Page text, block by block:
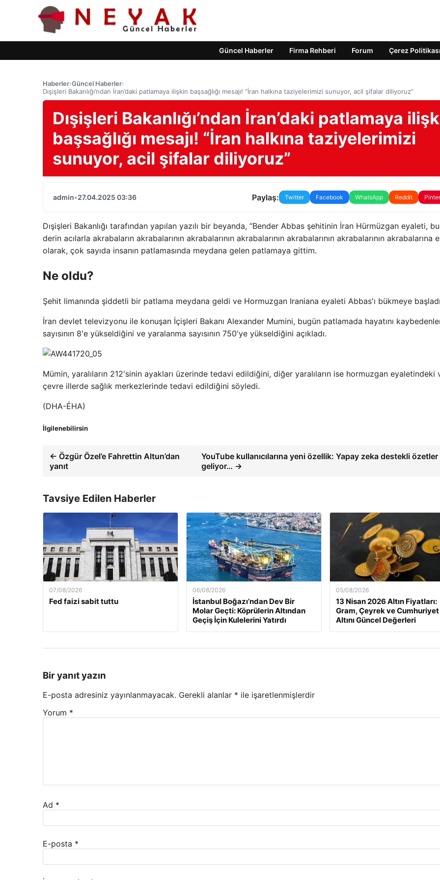
Güncel Haberler Firma Rehberi Forum Çerez Politikası
Haberler›Güncel Haberler›
Dışişleri Bakanlığı’ndan İran’daki patlamaya ilişkin başsağlığı mesajı! “İran halkına taziyelerimizi sunuyor, acil şifalar diliyoruz”
Dışişleri Bakanlığı’ndan İran’daki patlamaya
başsağlığı mesajı! “İran halkına taziyelerimizi
sunuyor, acil şifalar diliyoruz”
admin•27.04.2025 03:36 Paylaş: Twitter Facebook WhatsApp Reddit
Dışişleri Bakanlığı tarafından yapılan yazılı bir beyanda, “Bender Abbas şehitinin İran Hürmüzgan eyaleti,
derin acılarla akrabaların akrabalarının akrabalarının akrabalarının akrabalarının akrabalarının akrabalarına
olarak, çok sayıda insanın patlamasında meydana gelen patlamaya gittim.
Ne oldu?
Şehit limanında şiddetli bir patlama meydana geldi ve Hormuzgan Iraniana eyaleti Abbas'ı bükmeye
İran devlet televizyonu ile konuşan İçişleri Bakanı Alexander Mumini, bugün patlamada hayatını
sayısının 8'e yükseldiğini ve yaralanma sayısının 750'ye yükseldiğini açıkladı.
Mümin, yaralıların 212'sinin ayakları üzerinde tedavi edildiğini, diğer yaralıların ise hormuzgan eyaletindeki
çevre illerde sağlık merkezlerinde tedavi edildiğini söyledi.
(DHA-ÉHA)
İlgilenebilirsin
← Özgür Özel’e Fahrettin Altun’dan
yanıt
YouTube kullanıcılarına yeni özellik: Yapay zeka destekli özetler
geliyor… →
Tavsiye Edilen Haberler
07/08/2026
Fed faizi sabit tuttu
06/08/2026
İstanbul Boğazı’ndan Dev Bir
Molar Geçti: Köprülerin Altından
Geçiş İçin Kulelerini Yatırdı
05/08/2026
13 Nisan 2026 Altın Fiyatları:
Gram, Çeyrek ve Cumhuriyet
Altını Güncel Değerleri
Bir yanıt yazın
E-posta adresiniz yayınlanmayacak. Gerekli alanlar * ile işaretlenmişlerdir
Yorum *
Ad *
E-posta *